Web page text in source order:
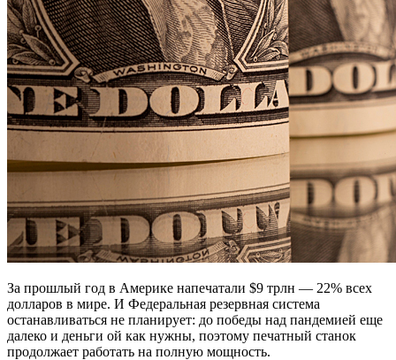
За прошлый год в Америке напечатали $9 трлн — 22% всех
долларов в мире. И Федеральная резервная система
останавливаться не планирует: до победы над пандемией еще
далеко и деньги ой как нужны, поэтому печатный станок
продолжает работать на полную мощность.